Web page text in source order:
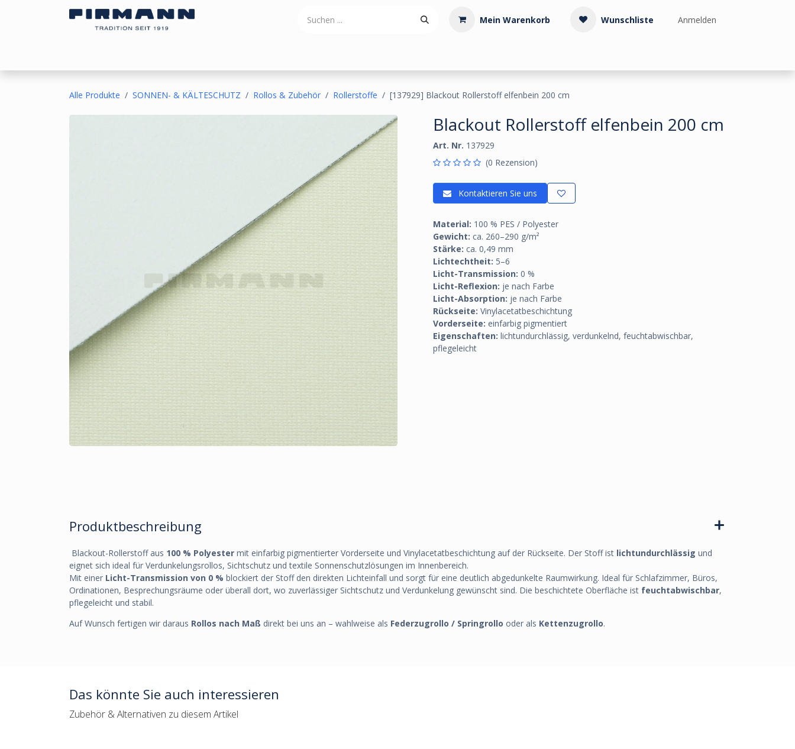
Mein Warenkorb
Wunschliste Anmelden
Alle Produkte SONNEN- & KÄLTESCHUTZ Rollos & Zubehör Rollerstoffe [137929] Blackout Rollerstoff elfenbein 200 cm
Blackout Rollerstoff elfenbein 200 cm
Art. Nr. 137929
(0 Rezension)
Kontaktieren Sie uns
Material: 100 % PES / Polyester
Gewicht: ca. 260–290 g/m²
Stärke: ca. 0,49 mm
Lichtechtheit: 5–6
Licht-Transmission: 0 %
Licht-Reflexion: je nach Farbe
Licht-Absorption: je nach Farbe
Rückseite: Vinylacetatbeschichtung
Vorderseite: einfarbig pigmentiert
Eigenschaften: lichtundurchlässig, verdunkelnd, feuchtabwischbar,
pflegeleicht
Produktbeschreibung
Blackout-Rollerstoff aus 100 % Polyester mit einfarbig pigmentierter Vorderseite und Vinylacetatbeschichtung auf der Rückseite. Der Stoff ist lichtundurchlässig und
eignet sich ideal für Verdunkelungsrollos, Sichtschutz und textile Sonnenschutzlösungen im Innenbereich.
Mit einer Licht-Transmission von 0 % blockiert der Stoff den direkten Lichteinfall und sorgt für eine deutlich abgedunkelte Raumwirkung. Ideal für Schlafzimmer, Büros,
Ordinationen, Besprechungsräume oder überall dort, wo zuverlässiger Sichtschutz und Verdunkelung gewünscht sind. Die beschichtete Oberfläche ist feuchtabwischbar,
pflegeleicht und stabil.
Auf Wunsch fertigen wir daraus Rollos nach Maß direkt bei uns an – wahlweise als Federzugrollo / Springrollo oder als Kettenzugrollo.
Das könnte Sie auch interessieren
Zubehör & Alternativen zu diesem Artikel